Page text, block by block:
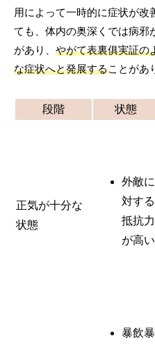
用によって一時的に症状が改
ても、体内の奥深くでは病邪
があり、やがて表裏俱実証の
な症状へと発展することがあ
段階 状態
正気が十分な
状態
外敵に
対する
抵抗力
が高い
暴飲暴